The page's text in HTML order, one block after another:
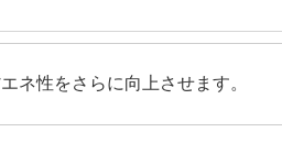
ネ性をさらに向上させます。